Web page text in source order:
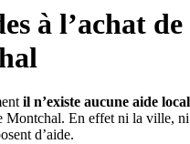
à l’achat
il n’existe aucune aide
Montchal. En effet ni la ville,
d’aide.